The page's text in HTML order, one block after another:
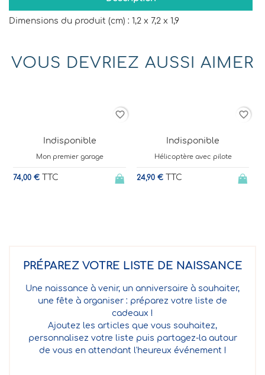
Dimensions du produit (cm) : 1,2 x 7,2 x 1,9
VOUS DEVRIEZ AUSSI AIMER
Indisponible
Mon premier garage
74,00 € TTC
favorite_border
Indisponible
Hélicoptère avec pilote
24,90 €TTC
favorite_border
PRÉPAREZ VOTRE LISTE DE NAISSANCE
Une naissance à venir, un anniversaire à souhaiter,
une fête à organiser : préparez votre liste de
cadeaux !
Ajoutez les articles que vous souhaitez,
personnalisez votre liste puis partagez-la autour
de vous en attendant l'heureux événement !